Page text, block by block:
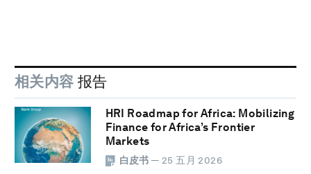
相关内容 报告
HRI Roadmap for Africa: Mobilizing
Finance for Africa’s Frontier
Markets
白皮书 — 25 五月 2026